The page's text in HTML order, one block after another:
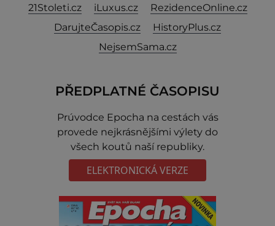
21Stoleti.cz
iLuxus.cz
RezidenceOnline.cz
DarujteČasopis.cz
HistoryPlus.cz
NejsemSama.cz
PŘEDPLATNÉ ČASOPISU
Prúvodce Epocha na cestách vás
provede nejkrásnějšími výlety do
všech koutů naší republiky.
ELEKTRONICKÁ VERZE